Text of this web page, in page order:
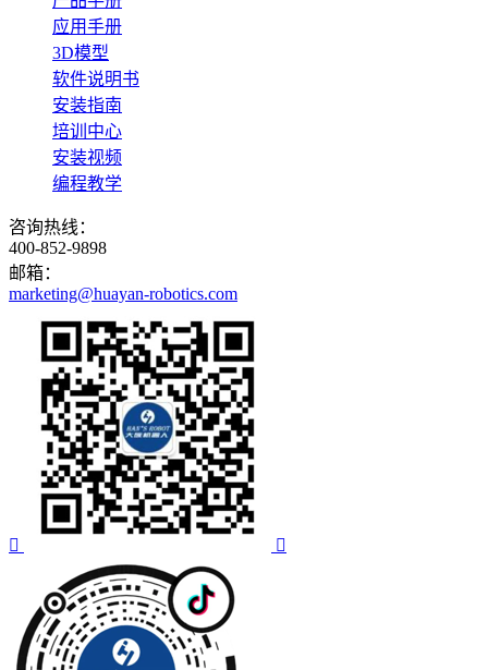
应用手册
3D模型
软件说明书
安装指南
培训中心
安装视频
编程教学
咨询热线：
400-852-9898
邮箱：
marketing@huayan-robotics.com